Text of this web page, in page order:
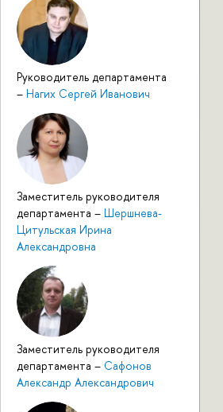
Руководитель департамента
– Нагих Сергей Иванович
Заместитель руководителя
департамента – Шершнева-
Цитульская Ирина
Александровна
Заместитель руководителя
департамента – Сафонов
Александр Александрович